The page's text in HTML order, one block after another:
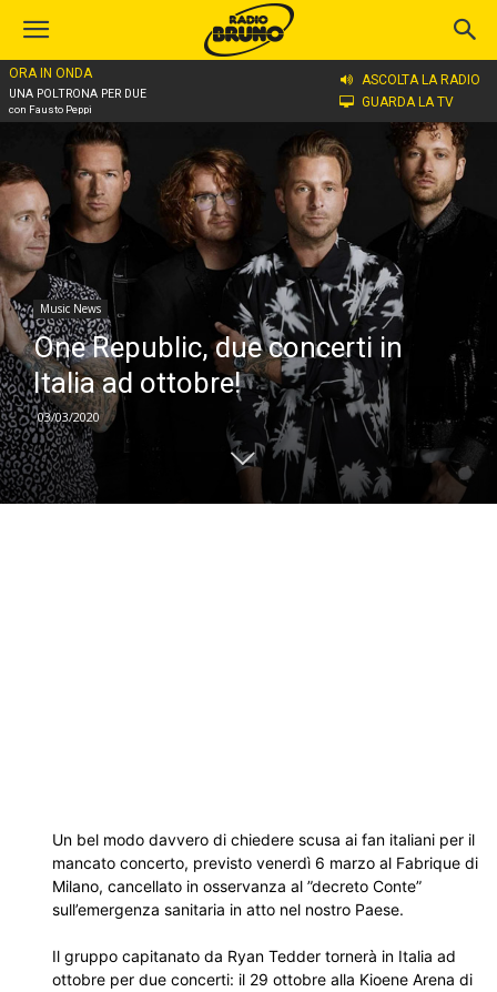
ORA IN ONDA
UNA POLTRONA PER DUE
con Fausto Peppi
ASCOLTA LA RADIO
GUARDA LA TV
Home
Music News
One Republic, due concerti in
Italia ad ottobre!
03/03/2020
Un bel modo davvero di chiedere scusa ai fan italiani per il
mancato concerto, previsto venerdì 6 marzo al Fabrique di
Milano, cancellato in osservanza al ”decreto Conte”
sull’emergenza sanitaria in atto nel nostro Paese.
Il gruppo capitanato da Ryan Tedder tornerà in Italia ad
ottobre per due concerti: il 29 ottobre alla Kioene Arena di